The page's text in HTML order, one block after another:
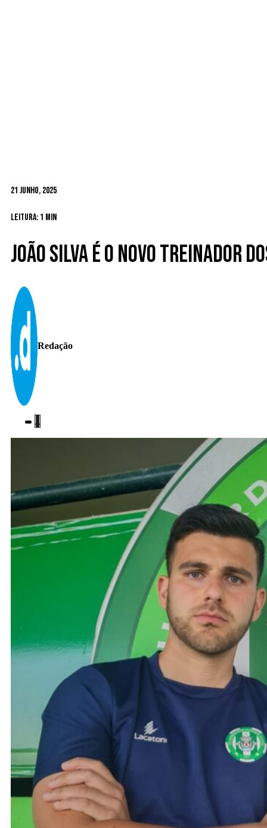
21 Junho, 2025
Leitura: 1 min
João Silva é o novo treinador
Redação